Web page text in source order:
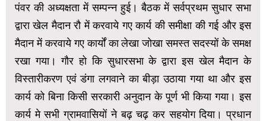
पंवर की अध्यक्षता में सम्पन्न हुई। बैठक में सर्वप्रथम सुधार सभा
द्वारा खेल मैदान रौ में करवाये गए कार्य की समीक्षा की गई और इस
मैदान में करवाये गए कार्यों का लेखा जोखा समस्त सदस्यों के समक्ष
रखा गया। गौर हो कि सुधारसभा के द्वारा इस खेल मैदान के
विस्तारीकरण एवं डंगा लगवाने का बीड़ा उठाया गया था और इस
कार्य को बिना किसी सरकारी अनुदान के पूर्ण भी किया गया। इस
कार्य मे सभी ग्रामवासियों ने बढ़ चढ़ कर सहयोग दिया। प्रधान